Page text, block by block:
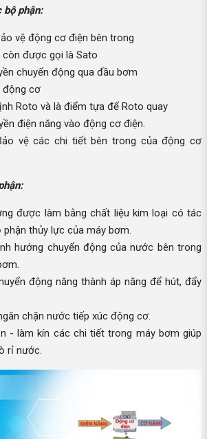
bộ phận:
vệ động cơ điện bên trong
còn được gọi là Sato
chuyển động qua đầu bơm
động cơ
Roto và là điểm tựa để Roto quay
điện năng vào động cơ điện.
vệ các chi tiết bên trong của động cơ
được làm bằng chất liệu kim loại có tác
phận thủy lực của máy bơm.
hướng chuyển động của nước bên trong
động năng thành áp năng để hút, đẩy
chặn nước tiếp xúc động cơ.
- làm kín các chi tiết trong máy bơm giúp
rỉ nước.